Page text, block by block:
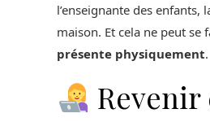
l’enseignante des enfants,
maison. Et cela ne peut se
présente physiquement.
Revenir